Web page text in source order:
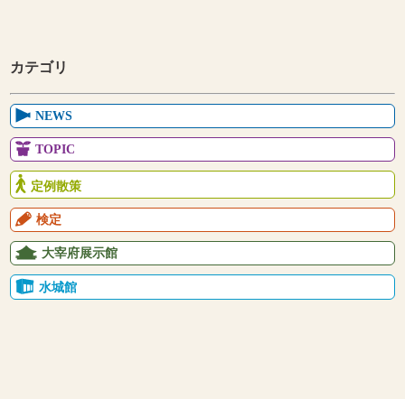
カテゴリ
NEWS
TOPIC
定例散策
検定
大宰府展示館
水城館